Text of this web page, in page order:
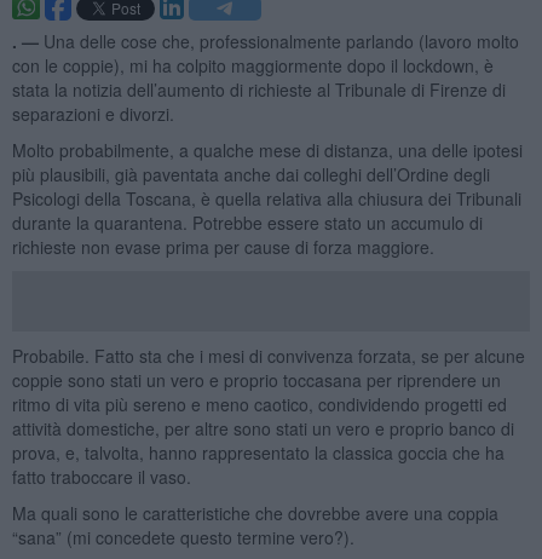
. — Una delle cose che, professionalmente parlando (lavoro molto
con le coppie), mi ha colpito maggiormente dopo il lockdown, è
stata la notizia dell’aumento di richieste al Tribunale di Firenze di
separazioni e divorzi.
Molto probabilmente, a qualche mese di distanza, una delle ipotesi
più plausibili, già paventata anche dai colleghi dell’Ordine degli
Psicologi della Toscana, è quella relativa alla chiusura dei Tribunali
durante la quarantena. Potrebbe essere stato un accumulo di
richieste non evase prima per cause di forza maggiore.
Probabile. Fatto sta che i mesi di convivenza forzata, se per alcune
coppie sono stati un vero e proprio toccasana per riprendere un
ritmo di vita più sereno e meno caotico, condividendo progetti ed
attività domestiche, per altre sono stati un vero e proprio banco di
prova, e, talvolta, hanno rappresentato la classica goccia che ha
fatto traboccare il vaso.
Ma quali sono le caratteristiche che dovrebbe avere una coppia
“sana” (mi concedete questo termine vero?).